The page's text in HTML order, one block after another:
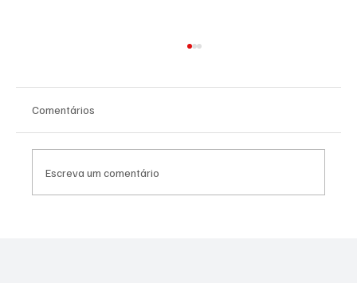
Comentários
Escreva um comentário